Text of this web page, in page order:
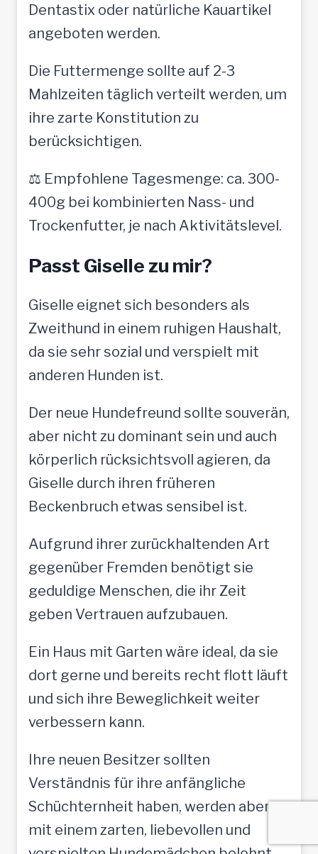
Dentastix oder natürliche Kauartikel
angeboten werden.
Die Futtermenge sollte auf 2-3
Mahlzeiten täglich verteilt werden, um
ihre zarte Konstitution zu
berücksichtigen.
⚖️ Empfohlene Tagesmenge: ca. 300-
400g bei kombinierten Nass- und
Trockenfutter, je nach Aktivitätslevel.
Passt Giselle zu mir?
Giselle eignet sich besonders als
Zweithund in einem ruhigen Haushalt,
da sie sehr sozial und verspielt mit
anderen Hunden ist.
Der neue Hundefreund sollte souverän,
aber nicht zu dominant sein und auch
körperlich rücksichtsvoll agieren, da
Giselle durch ihren früheren
Beckenbruch etwas sensibel ist.
Aufgrund ihrer zurückhaltenden Art
gegenüber Fremden benötigt sie
geduldige Menschen, die ihr Zeit
geben Vertrauen aufzubauen.
Ein Haus mit Garten wäre ideal, da sie
dort gerne und bereits recht flott läuft
und sich ihre Beweglichkeit weiter
verbessern kann.
Ihre neuen Besitzer sollten
Verständnis für ihre anfängliche
Schüchternheit haben, werden aber
mit einem zarten, liebevollen und